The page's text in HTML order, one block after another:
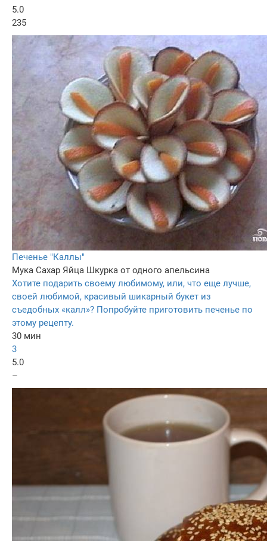
5.0
235
Печенье "Каллы"
Мука Сахар Яйца Шкурка от одного апельсина
Хотите подарить своему любимому, или, что еще лучше,
своей любимой, красивый шикарный букет из
съедобных «калл»? Попробуйте приготовить печенье по
этому рецепту.
30 мин
3
5.0
–